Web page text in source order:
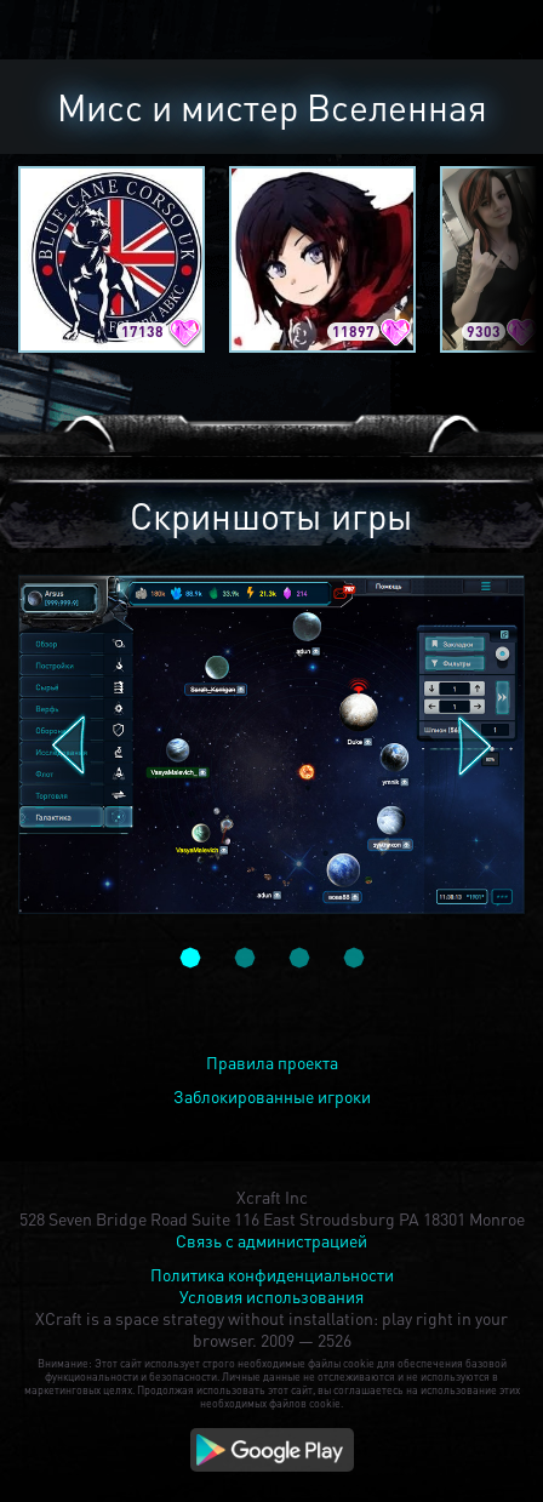
Мисс и мистер Вселенная
17138 11897 9303
Скриншоты игры
Правила проекта
Заблокированные игроки
Xcraft Inc
528 Seven Bridge Road Suite 116 East Stroudsburg PA 18301 Monroe
Связь с администрацией
Политика конфиденциальности
Условия использования
XCraft is a space strategy without installation: play right in your
browser. 2009 — 2526
Внимание: Этот сайт использует строго необходимые файлы cookie для обеспечения базовой
функциональности и безопасности. Личные данные не отслеживаются и не используются в
маркетинговых целях. Продолжая использовать этот сайт, вы соглашаетесь на использование этих
необходимых файлов cookie.